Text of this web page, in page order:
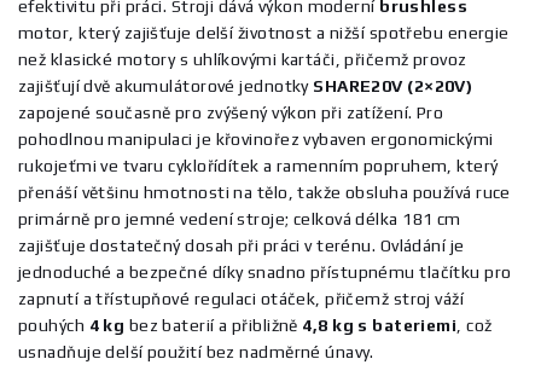
efektivitu při práci. Stroji dává výkon moderní brushless
motor, který zajišťuje delší životnost a nižší spotřebu energie
než klasické motory s uhlíkovými kartáči, přičemž provoz
zajišťují dvě akumulátorové jednotky SHARE20V (2×20V)
zapojené současně pro zvýšený výkon při zatížení. Pro
pohodlnou manipulaci je křovinořez vybaven ergonomickými
rukojeťmi ve tvaru cyklořídítek a ramenním popruhem, který
přenáší většinu hmotnosti na tělo, takže obsluha používá ruce
primárně pro jemné vedení stroje; celková délka 181 cm
zajišťuje dostatečný dosah při práci v terénu. Ovládání je
jednoduché a bezpečné díky snadno přístupnému tlačítku pro
zapnutí a třístupňové regulaci otáček, přičemž stroj váží
pouhých 4 kg bez baterií a přibližně 4,8 kg s bateriemi , což
usnadňuje delší použití bez nadměrné únavy.